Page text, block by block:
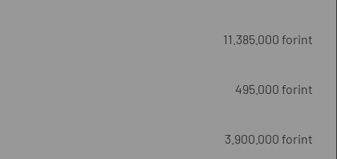
11.385.000 forint
495.000 forint
3.900.000 forint